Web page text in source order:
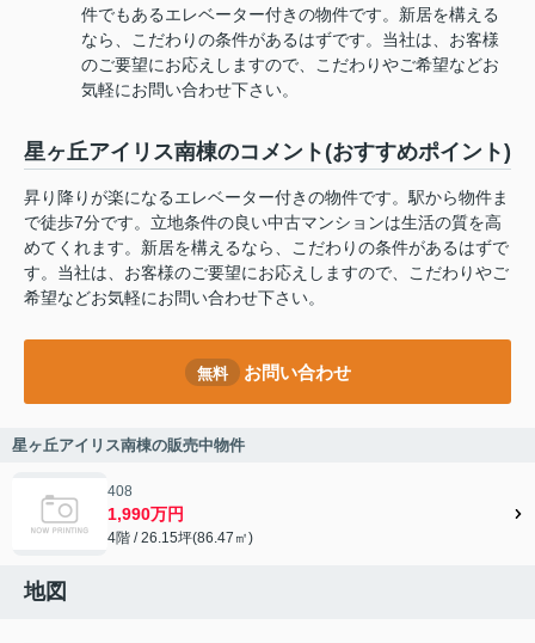
件でもあるエレベーター付きの物件です。新居を構える
なら、こだわりの条件があるはずです。当社は、お客様
のご要望にお応えしますので、こだわりやご希望などお
気軽にお問い合わせ下さい。
星ヶ丘アイリス南棟のコメント(おすすめポイント)
昇り降りが楽になるエレベーター付きの物件です。駅から物件ま
で徒歩7分です。立地条件の良い中古マンションは生活の質を高
めてくれます。新居を構えるなら、こだわりの条件があるはずで
す。当社は、お客様のご要望にお応えしますので、こだわりやご
希望などお気軽にお問い合わせ下さい。
無料 お問い合わせ
星ヶ丘アイリス南棟の販売中物件
408
1,990万円
4階 / 26.15坪(86.47㎡)
地図